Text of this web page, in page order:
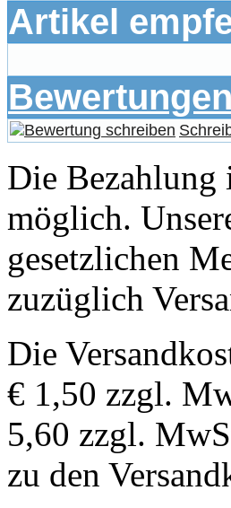
Artikel
Bewertungen
Die Bezahlung
möglich.
gesetzlichen
zuzüglich
Die
€ 1,50 zzgl.
5,60 zzgl.
zu den